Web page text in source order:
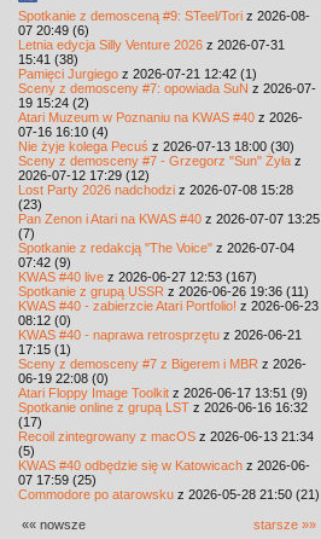
Spotkanie z demosceną #9: STeel/Tori z 2026-08-
07 20:49 (6)
Letnia edycja Silly Venture 2026 z 2026-07-31
15:41 (38)
Pamięci Jurgiego z 2026-07-21 12:42 (1)
Sceny z demosceny #7: opowiada SuN z 2026-07-
19 15:24 (2)
Atari Muzeum w Poznaniu na KWAS #40 z 2026-
07-16 16:10 (4)
Nie żyje kolega Pecuś z 2026-07-13 18:00 (30)
Sceny z demosceny #7 - Grzegorz "Sun" Żyła z
2026-07-12 17:29 (12)
Lost Party 2026 nadchodzi z 2026-07-08 15:28
(23)
Pan Zenon i Atari na KWAS #40 z 2026-07-07 13:25
(7)
Spotkanie z redakcją "The Voice" z 2026-07-04
07:42 (9)
KWAS #40 live z 2026-06-27 12:53 (167)
Spotkanie z grupą USSR z 2026-06-26 19:36 (11)
KWAS #40 - zabierzcie Atari Portfolio! z 2026-06-23
08:12 (0)
KWAS #40 - naprawa retrosprzętu z 2026-06-21
17:15 (1)
Sceny z demosceny #7 z Bigerem i MBR z 2026-
06-19 22:08 (0)
Atari Floppy Image Toolkit z 2026-06-17 13:51 (9)
Spotkanie online z grupą LST z 2026-06-16 16:32
(17)
Recoil zintegrowany z macOS z 2026-06-13 21:34
(5)
KWAS #40 odbędzie się w Katowicach z 2026-06-
07 17:59 (25)
Commodore po atarowsku z 2026-05-28 21:50 (21)
«« nowsze starsze »»